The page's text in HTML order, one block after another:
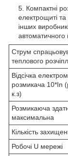
Компактні
електрощиті та
інших
Струм
теплового
Відсічка
розмикача 10*In
к.з)
Розмикаюча
максимальна
Кількість
Робочі U мережі